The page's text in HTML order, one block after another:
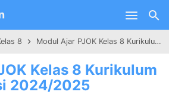
to main content
8 Modul Ajar PJOK Kelas 8 Kurikulum Merdeka Edisi 2024/2025
Kelas 8 Kurikulum
2024/2025